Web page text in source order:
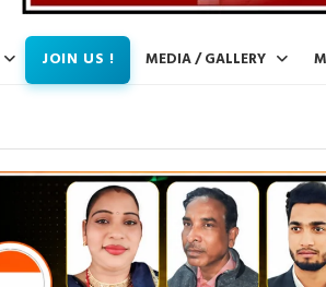
JOIN US ! MEDIA / GALLERY